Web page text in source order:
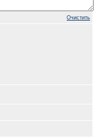
Очистить